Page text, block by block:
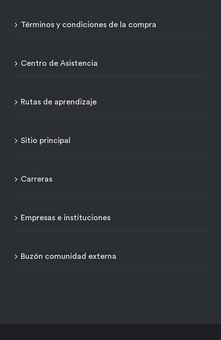
Términos y condiciones de la compra
Centro de Asistencia
Rutas de aprendizaje
Sitio principal
Carreras
Empresas e instituciones
Buzón comunidad externa